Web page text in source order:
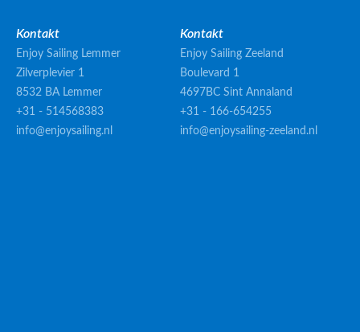
Kontakt
Enjoy Sailing Lemmer
Zilverplevier 1
8532 BA Lemmer
+31 - 514568383
info@enjoysailing.nl
Kontakt
Enjoy Sailing Zeeland
Boulevard 1
4697BC Sint Annaland
+31 - 166-654255
info@enjoysailing-zeeland.nl